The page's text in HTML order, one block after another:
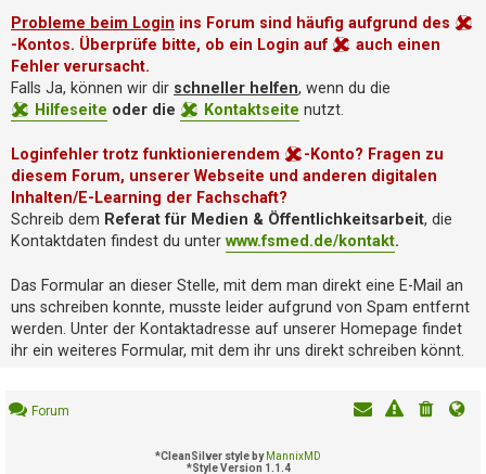
r
e
n
R
O
B
L
E
E
B
E
I
M
O
G
Probleme beim Login ins Forum sind häufig aufgrund des
-Kontos. Überprüfe bitte, ob ein Login auf
auch einen
Fehler verursacht.
Falls Ja, können wir dir schneller helfen, wenn du die
Hilfeseite oder die Kontaktseite nutzt.
Loginfehler trotz funktionierendem
-Konto? Fragen zu
diesem Forum, unserer Webseite und anderen digitalen
Inhalten/E-Learning der Fachschaft?
Schreib dem Referat für Medien & Öffentlichkeitsarbeit, die
Kontaktdaten findest du unter www.fsmed.de/kontakt.
Das Formular an dieser Stelle, mit dem man direkt eine E-Mail an
uns schreiben konnte, musste leider aufgrund von Spam entfernt
werden. Unter der Kontaktadresse auf unserer Homepage findet
ihr ein weiteres Formular, mit dem ihr uns direkt schreiben könnt.
Forum
*CleanSilver style by MannixMD
*Style Version 1.1.4